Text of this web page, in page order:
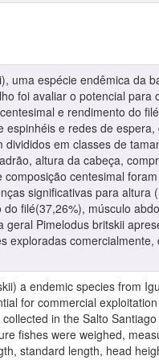
uma espécie endêmica da
foi avaliar o potencial
e rendimento do
espinhéis e redes de
em classes de
altura da cabeça,
centesimal
significativas para
filé(37,26%), músculo
geral Pimelodus britskii
exploradas
a endemic species from
for commercial
in the Salto
fishes were weighed,
standard length, head